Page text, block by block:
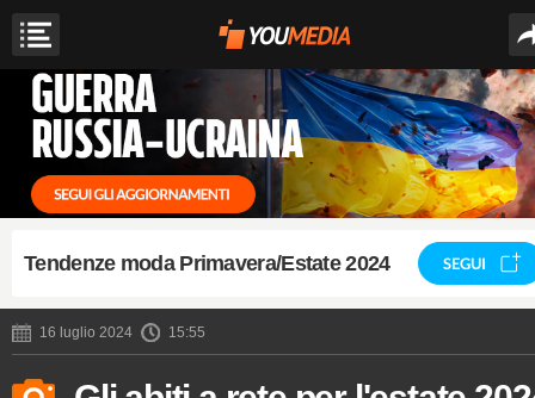
Tendenze moda Primavera/Estate 2024 SEGUI
16 luglio 2024 15:55